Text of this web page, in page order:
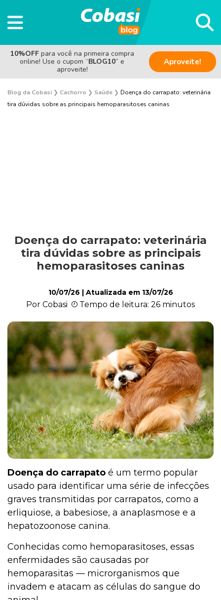
10%OFF para você na primeira compra
online! Use o cupom “BLOG10” e
aproveite!
Aproveite!
Blog da Cobasi ❯ Cachorro ❯ Saúde ❯ Doença do carrapato: veterinária
tira dúvidas sobre as principais hemoparasitoses caninas
Alimentação
Filhotes
Higiene
Saúde
Doença do carrapato: veterinária
tira dúvidas sobre as principais
hemoparasitoses caninas
10/07/26 | Atualizada em 13/07/26
Por Cobasi Tempo de leitura: 26 minutos
Doença do carrapato é um termo popular
usado para identificar uma série de infecções
graves transmitidas por carrapatos, como a
erliquiose, a babesiose, a anaplasmose e a
hepatozoonose canina.
Conhecidas como hemoparasitoses, essas
enfermidades são causadas por
hemoparasitas — microrganismos que
invadem e atacam as células do sangue do